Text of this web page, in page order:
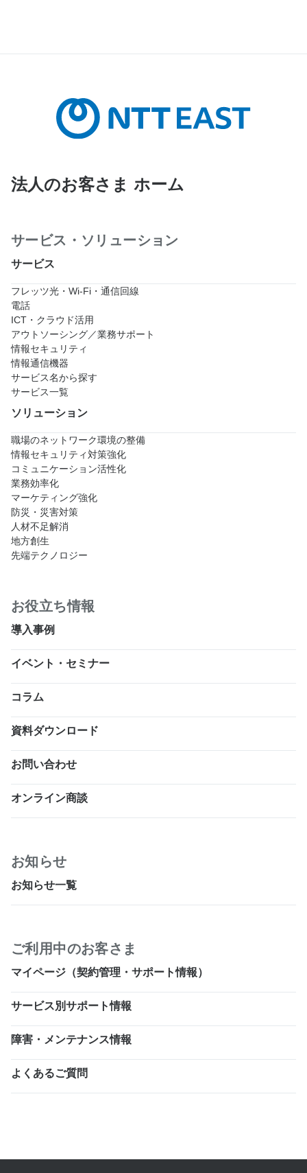
法人のお客さま ホーム
サービス・ソリューション
サービス
フレッツ光・Wi-Fi・通信回線
電話
ICT・クラウド活用
アウトソーシング／業務サポート
情報セキュリティ
情報通信機器
サービス名から探す
サービス一覧
ソリューション
職場のネットワーク環境の整備
情報セキュリティ対策強化
コミュニケーション活性化
業務効率化
マーケティング強化
防災・災害対策
人材不足解消
地方創生
先端テクノロジー
お役立ち情報
導入事例
イベント・セミナー
コラム
資料ダウンロード
お問い合わせ
オンライン商談
お知らせ
お知らせ一覧
ご利用中のお客さま
マイページ（契約管理・サポート情報）
サービス別サポート情報
障害・メンテナンス情報
よくあるご質問